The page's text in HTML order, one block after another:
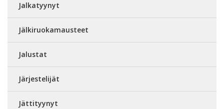
Jalkatyynyt
Jälkiruokamausteet
Jalustat
Järjestelijät
Jättityynyt